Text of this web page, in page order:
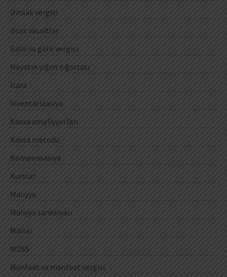
Əmlak vergisi
Əsas vəsaitlər
Gəlir və gəlir vergisi
Həyatın yığım sığortası
İcarə
İnventarizasiya
Kassa əməliyyatları
Kassa metodu
Kompensasiya
Kurslar
Maliyyə
Maliyyə sanksiyası
Mallar
MDSS
Mənfəət və mənfəət vergisi